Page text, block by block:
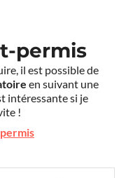
permis
il est possible de
en suivant une
intéressante si je
!